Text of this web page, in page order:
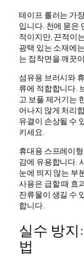
테이프 롤러는 가
입니다. 천에 묻은
적이지만, 끈적이
광택 있는 소재에
는 접착면을 깨끗
섬유용 브러시와
류에 적합합니다.
고 보풀 제거기는
어나지 않게 처리
유결이 손상될 수
키세요.
휴대용 스프레이
감에 유용합니다.
눈에 띄지 않는 부
사용은 급할 때 효
잔류물이 생길 수
합니다.
실수 방지
법